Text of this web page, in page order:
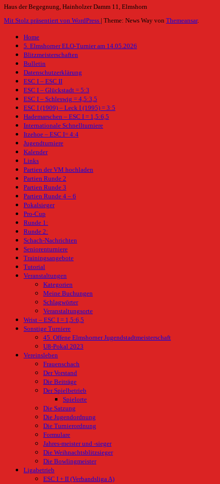
Haus der Begegnung, Hainholzer Damm 11, Elmshorn
Mit Stolz präsentiert von WordPress
Theme: News Way von Themeansar.
Home
5. Elmshorner ELO-Turnier am 14.05.2026
Blitzmeisterschaften
Bulletin
Datenschutzerklärung
ESC I – ESC II
ESC I – Glückstadt = 5:3
ESC I – Schleswig = 4,5:3,5
ESC I (1909) – Leck I (1995) = 3:5
Hademarschen – ESC I = 1,5:6,5
Internationale Schnellturniere
Itzehoe – ESC I= 4:4
Jugendturniere
Kalender
Links
Partien der VM hochladen
Partien Runde 2
Partien Runde 3
Partien Runde 4 – 6
Pokalsieger
Pro-Cup
Runde 1:
Runde 2:
Schach-Nachrichten
Seniorenturniere
Trainingsangebote
Tutorial
Veranstaltungen
Kategorien
Meine Buchungen
Schlagwörter
Veranstaltungsorte
Wrist – ESC I = 1,5:6,5
Sonstige Turniere
45. Offene Elmshorner Jugendstadtmeisterschaft
U8-Pokal 2023
Vereinsleben
Frauenschach
Der Vorstand
Die Beiträge
Der Spielbetrieb
Spielorte
Die Satzung
Die Jugendordnung
Die Turnierordnung
Formulare
Jahres-meister und -sieger
Die Weihnachtsblitzsieger
Die Bowlingmeister
Ligabetrieb
ESC I + II (Verbandsliga A)